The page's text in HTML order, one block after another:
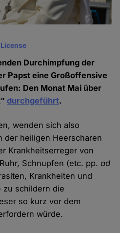
Durchimpfung der
Papst eine Großoffensive
Den Monat Mai über
durchgeführt.
wenden sich also
der heiligen Heerscharen
Krankheitserreger von
Schnupfen (etc. pp.ad
Krankheiten und
zu schildern die
so kurz vor dem
würde.